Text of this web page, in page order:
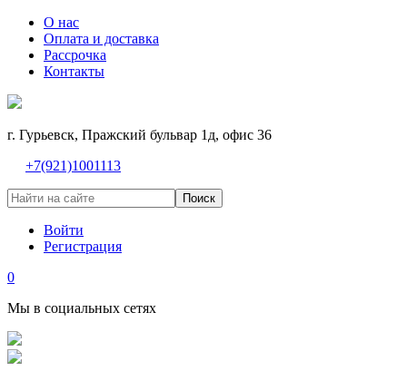
О нас
Оплата и доставка
Рассрочка
Контакты
г. Гурьевск, Пражский бульвар 1д, офис 36
+7(921)1001113
Поиск
Войти
Регистрация
0
Мы в социальных сетях